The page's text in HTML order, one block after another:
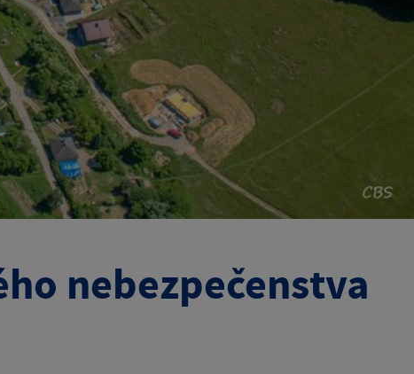
nebezpečenstva